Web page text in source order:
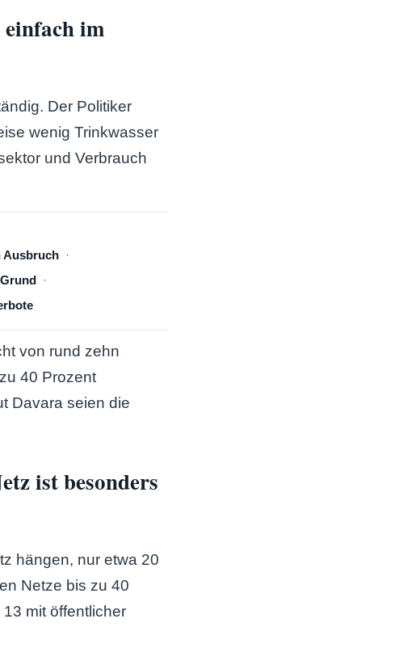
im
Der Politiker
wenig Trinkwasser
und Verbrauch
Ausbruch
von rund zehn
40 Prozent
Davara seien die
ist besonders
hängen, nur etwa 20
Netze bis zu 40
mit öffentlicher